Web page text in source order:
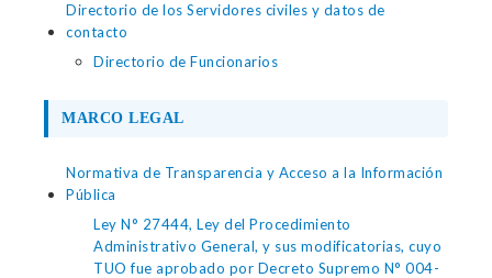
Directorio de los Servidores civiles y datos de
contacto
Directorio de Funcionarios
MARCO LEGAL
Normativa de Transparencia y Acceso a la Información
Pública
Ley N° 27444, Ley del Procedimiento
Administrativo General, y sus modificatorias, cuyo
TUO fue aprobado por Decreto Supremo N° 004-